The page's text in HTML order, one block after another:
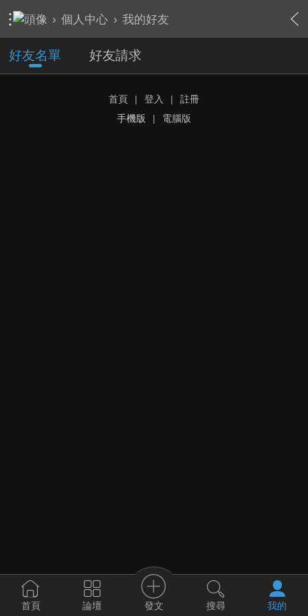
› 個人中心 › 我的好友
好友名單 好友請求
首頁 | 登入 |
註冊
手機版
| 電腦版
首頁 論壇 發文 搜尋 我的